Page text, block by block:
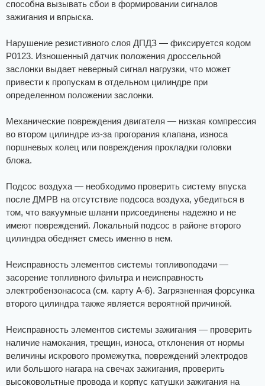
способна вызывать сбои в формировании сигналов
зажигания и впрыска.
Нарушение резистивного слоя ДПДЗ — фиксируется кодом
P0123. Изношенный датчик положения дроссельной
заслонки выдает неверный сигнал нагрузки, что может
привести к пропускам в отдельном цилиндре при
определенном положении заслонки.
Механические повреждения двигателя — низкая компрессия
во втором цилиндре из-за прогорания клапана, износа
поршневых колец или повреждения прокладки головки
блока.
Подсос воздуха — необходимо проверить систему впуска
после ДМРВ на отсутствие подсоса воздуха, убедиться в
том, что вакуумные шланги присоединены надежно и не
имеют повреждений. Локальный подсос в районе второго
цилиндра обедняет смесь именно в нем.
Неисправность элементов системы топливоподачи —
засорение топливного фильтра и неисправность
электробензонасоса (см. карту А-6). Загрязненная форсунка
второго цилиндра также является вероятной причиной.
Неисправность элементов системы зажигания — проверить
наличие намокания, трещин, износа, отклонения от нормы
величины искрового промежутка, повреждений электродов
или большого нагара на свечах зажигания, проверить
высоковольтные провода и корпус катушки зажигания на